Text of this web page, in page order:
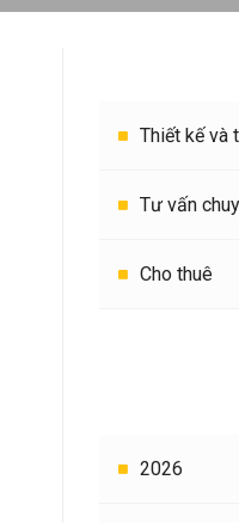
Thiết kế và
Tư vấn
Cho thuê
2026